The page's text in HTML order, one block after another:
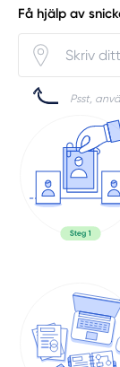
Få hjälp av
Psst,